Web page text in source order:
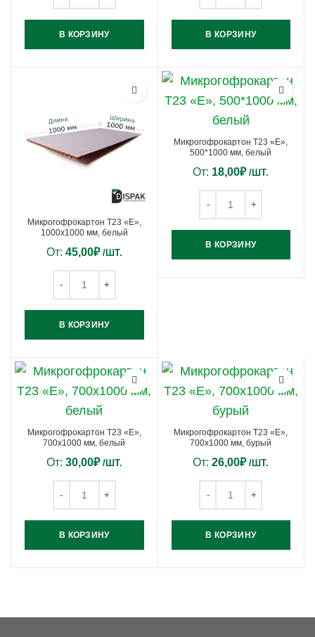
В КОРЗИНУ В КОРЗИНУ
Микрогофрокартон Т23 «Е»,
1000х1000 мм, белый
От: 45,00₽ /ШТ.
В КОРЗИНУ
Микрогофрокартон Т23 «Е»,
500*1000 мм, белый
От: 18,00₽ /ШТ.
В КОРЗИНУ
Микрогофрокартон Т23 «Е»,
700х1000 мм, белый
От: 30,00₽ /ШТ.
В КОРЗИНУ
Микрогофрокартон Т23 «Е»,
700х1000 мм, бурый
От:26,00₽ /ШТ.
В КОРЗИНУ